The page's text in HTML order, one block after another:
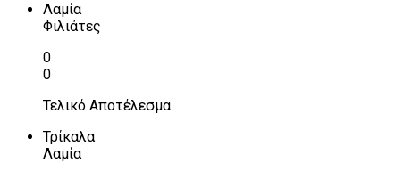
Λαμία
Φιλιάτες
0
0
Τελικό Αποτέλεσμα
Τρίκαλα
Λαμία